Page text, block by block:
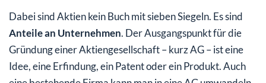
Dabei sind Aktien kein Buch mit sieben Siegeln. Es sind
Anteile an Unternehmen. Der Ausgangspunkt für die
Gründung einer Aktiengesellschaft – kurz AG – ist eine
Idee, eine Erfindung, ein Patent oder ein Produkt. Auch